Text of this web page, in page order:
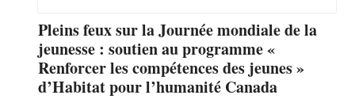
Pleins feux sur la Journée mondiale de la
jeunesse : soutien au programme «
Renforcer les compétences des jeunes »
d’Habitat pour l’humanité Canada